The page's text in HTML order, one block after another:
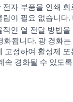
자 부품을 인쇄 회
이 필요 없습니다.
인 열 전달 방법을
화됩니다. 광 경화는
고정하여 활성제 또
속 경화될 수 있도